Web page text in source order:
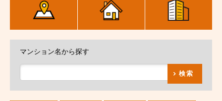
マンション名から探す
検索